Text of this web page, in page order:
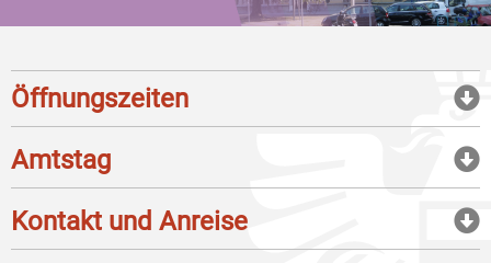
Öffnungszeiten
Amtstag
Kontakt und Anreise